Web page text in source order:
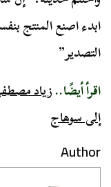
ابدء اصنع المنتج
التصدير”
اقرأ أيضًا..زياد
إلى سوهاج
Author